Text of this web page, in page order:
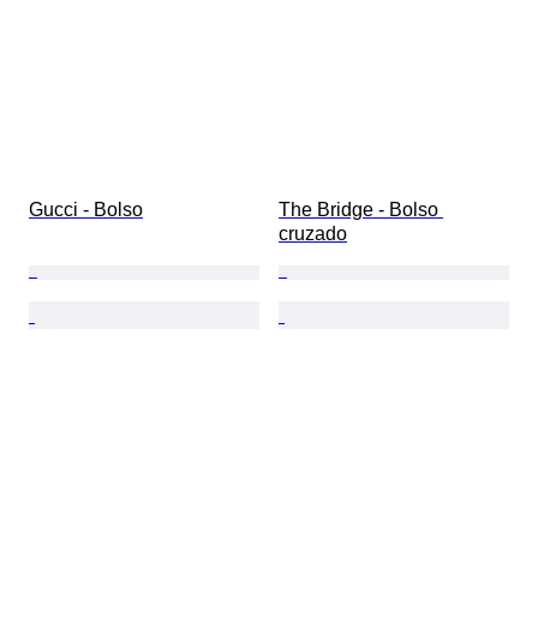
Gucci - Bolso
The Bridge - Bolso
cruzado